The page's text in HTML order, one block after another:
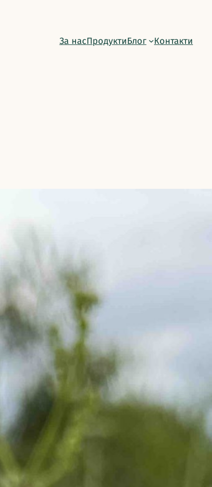
За насПродуктиБлог Контакти